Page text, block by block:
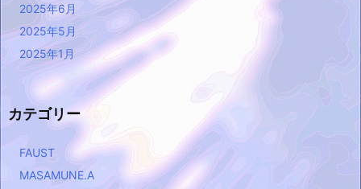
2025年6月
2025年5月
2025年1月
カテゴリー
FAUST
MASAMUNE.A